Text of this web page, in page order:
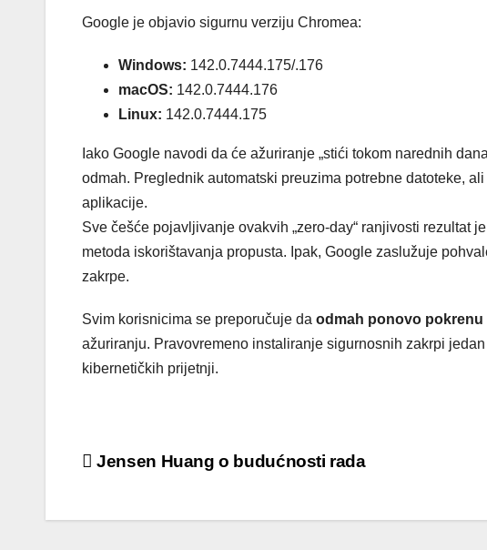
Google je objavio sigurnu verziju Chromea:
Windows: 142.0.7444.175/.176
macOS: 142.0.7444.176
Linux: 142.0.7444.175
Iako Google navodi da će ažuriranje „stići tokom narednih
odmah. Preglednik automatski preuzima potrebne datoteke,
aplikacije.
Sve češće pojavljivanje ovakvih „zero-day“ ranjivosti rezultat
metoda iskorištavanja propusta. Ipak, Google zaslužuje
zakrpe.
Svim korisnicima se preporučuje da odmah ponovo pokrenu
ažuriranju. Pravovremeno instaliranje sigurnosnih zakrpi
kibernetičkih prijetnji.
Post
Jensen Huang o budućnosti rada